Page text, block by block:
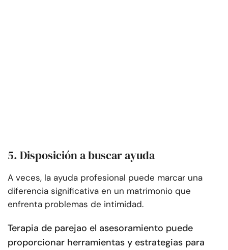
5. Disposición a buscar ayuda
A veces, la ayuda profesional puede marcar una
diferencia significativa en un matrimonio que
enfrenta problemas de intimidad.
Terapia de parejao el asesoramiento puede
proporcionar herramientas y estrategias para